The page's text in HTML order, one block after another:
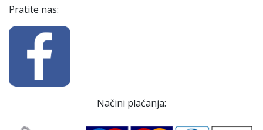
Pratite nas:
Načini plaćanja: